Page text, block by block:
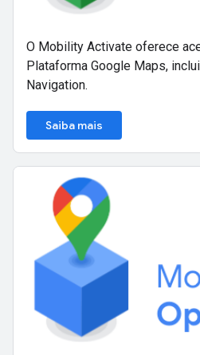
O Mobility Activate oferece
Plataforma Google Maps,
Navigation.
Saiba mais